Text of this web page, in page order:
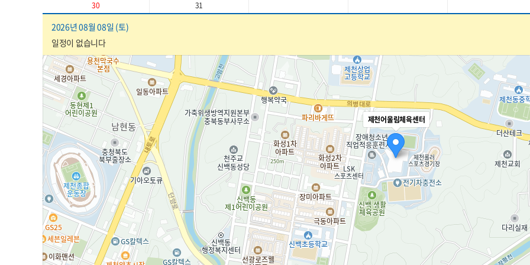
30 31
2026년 08월 08일 (토)
일정이 없습니다
제천어울림체육센터